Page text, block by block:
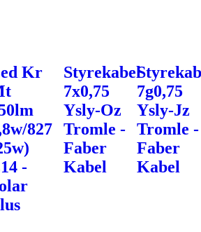
Kr
827
-
Styrekabel
7x0,75
Ysly-Oz
Tromle -
Faber
Kabel
7g0,75
Ysly-Jz
Tromle -
Faber
Kabel